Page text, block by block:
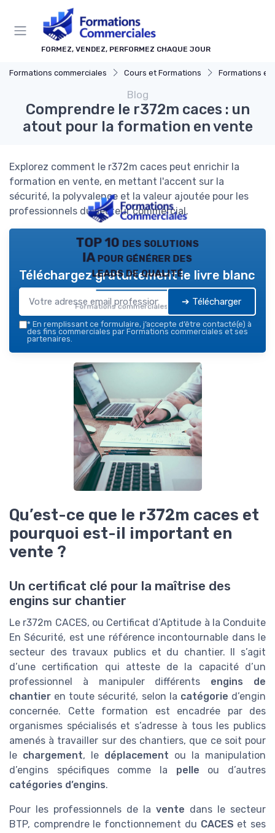
FORMEZ, VENDEZ, PERFORMEZ CHAQUE JOUR
Formations commerciales Cours et Formations Formations en
Blog
Comprendre le r372m caces : un
atout pour la formation en vente
Explorez comment le r372m caces peut enrichir la
formation en vente, en mettant l'accent sur la
sécurité, la polyvalence et la valeur ajoutée pour les
professionnels du secteur commercial.
TOP 10 des solutions
IA pour générer des
leads de qualité
Formations commerciales — 2026
Téléchargez gratuitement le livre blanc
➔ Télécharger
* En remplissant ce formulaire, j’accepte d’être contacté(e) à
des fins commerciales par Formations commerciales et ses
partenaires.
Qu’est-ce que le r372m caces et
pourquoi est-il important en
vente ?
Un certificat clé pour la maîtrise des
engins sur chantier
Le r372m CACES, ou Certificat d’Aptitude à la Conduite
En Sécurité, est une référence incontournable dans le
secteur des travaux publics et du chantier. Il s’agit
d’une certification qui atteste de la capacité d’un
professionnel à manipuler différents engins de
chantier en toute sécurité, selon la catégorie d’engin
concernée. Cette formation est encadrée par des
organismes spécialisés et s’adresse à tous les publics
amenés à travailler sur des chantiers, que ce soit pour
le chargement, le déplacement ou la manipulation
d’engins spécifiques comme la pelle ou d’autres
catégories d’engins.
Pour les professionnels de la vente dans le secteur
BTP, comprendre le fonctionnement du CACES et ses
Panneau de gestion des cookies